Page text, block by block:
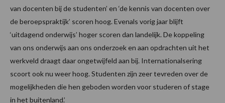
van docenten bij de studenten’ en ‘de kennis van docenten over
de beroepspraktijk’ scoren hoog. Evenals vorig jaar blijft
‘uitdagend onderwijs’ hoger scoren dan landelijk. De koppeling
van ons onderwijs aan ons onderzoek en aan opdrachten uit het
werkveld draagt daar ongetwijfeld aan bij. Internationalsering
scoort ook nu weer hoog. Studenten zijn zeer tevreden over de
mogelijkheden die hen geboden worden voor studeren of stage
in het buitenland.’